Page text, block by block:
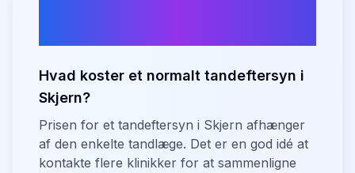
Hvad koster et normalt tandeftersyn i
Skjern?
Prisen for et tandeftersyn i Skjern afhænger
af den enkelte tandlæge. Det er en god idé at
kontakte flere klinikker for at sammenligne